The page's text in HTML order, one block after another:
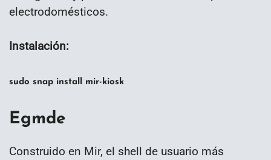
electrodomésticos.
Instalación:
sudo snap install mir-kiosk
Egmde
Construido en Mir, el shell de usuario más